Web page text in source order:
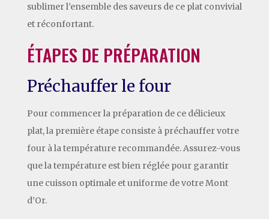
sublimer l’ensemble des saveurs de ce plat convivial
et réconfortant.
ÉTAPES DE PRÉPARATION
Préchauffer le four
Pour commencer la préparation de ce délicieux
plat, la première étape consiste à préchauffer votre
four à la température recommandée. Assurez-vous
que la température est bien réglée pour garantir
une cuisson optimale et uniforme de votre Mont
d’Or.